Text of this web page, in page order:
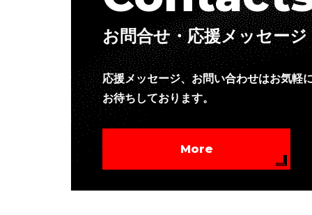
お問合せ・応援メッセージ
応援メッセージ、お問い合わせはお気軽
お待ちしております。
More